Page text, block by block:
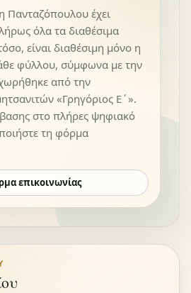
Πανταζόπουλου έχει
όλα τα διαθέσιμα
είναι διαθέσιμη μόνο η
φύλλου, σύμφωνα με την
από την
«Γρηγόριος Ε΄».
στο πλήρες ψηφιακό
τη φόρμα
επικοινωνίας